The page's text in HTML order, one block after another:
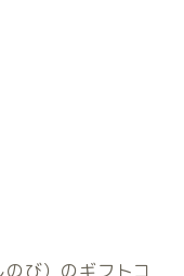
び）のギフトコ